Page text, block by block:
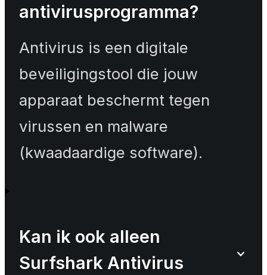
antivirusprogramma?
Antivirus is een digitale
beveiligingstool die jouw
apparaat beschermt tegen
virussen en malware
(kwaadaardige software).
Kan ik ook alleen
Surfshark Antivirus